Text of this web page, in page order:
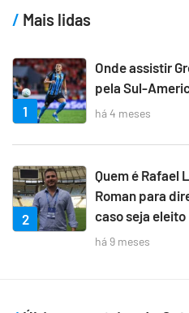
Mais lidas
1
Onde assistir
pela Sul-
há 4 meses
2
Quem é Rafael
Roman para
caso seja eleito
há 9 meses